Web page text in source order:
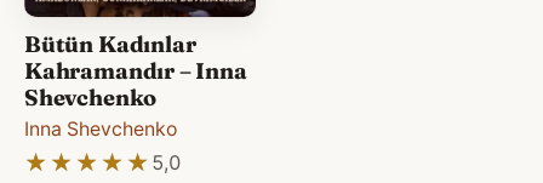
Bütün Kadınlar
Kahramandır – Inna
Shevchenko
Inna Shevchenko
★★★★★
★★★★★ 5,0